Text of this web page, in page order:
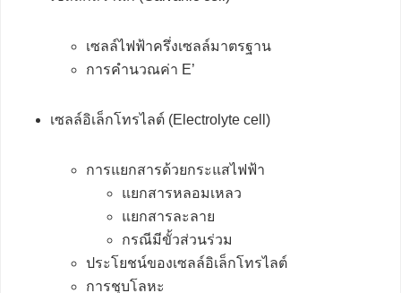
เซลล์ไฟฟ้าครึ่งเซลล์มาตรฐาน
การคำนวณค่า E’
เซลล์อิเล็กโทรไลต์ (Electrolyte cell)
การแยกสารด้วยกระแสไฟฟ้า
แยกสารหลอมเหลว
แยกสารละลาย
กรณีมีขั้วส่วนร่วม
ประโยชน์ของเซลล์อิเล็กโทรไลต์
การชุบโลหะ